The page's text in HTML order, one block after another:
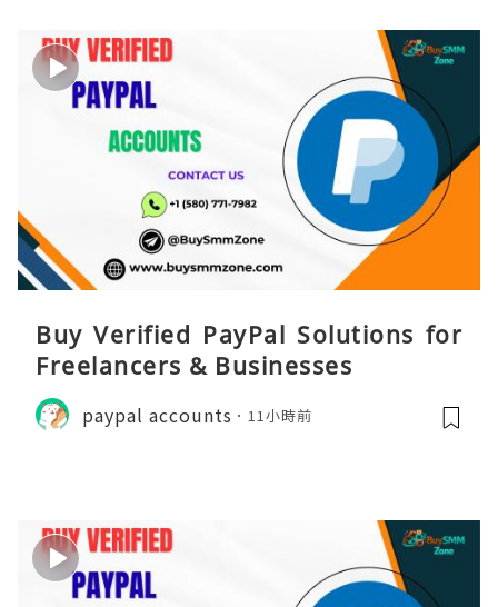
Buy Verified PayPal Solutions for
Freelancers & Businesses
paypal accounts 11小時前